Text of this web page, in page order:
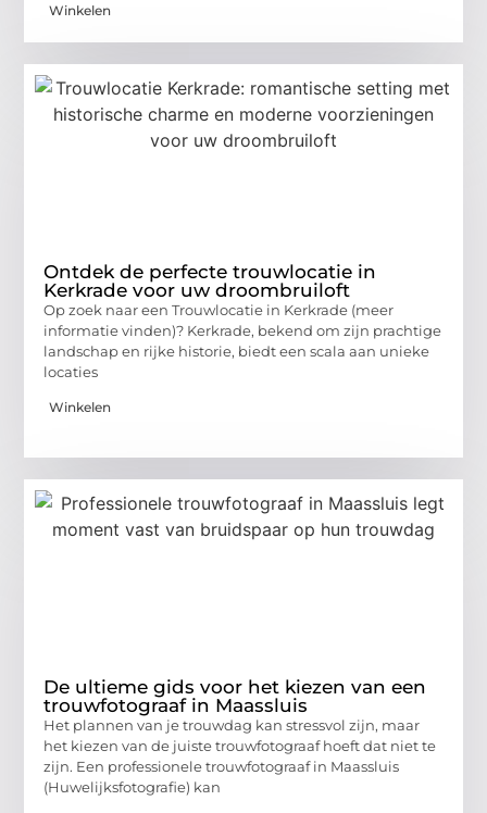
Winkelen
Ontdek de perfecte trouwlocatie in
Kerkrade voor uw droombruiloft
Op zoek naar een Trouwlocatie in Kerkrade (meer
informatie vinden)? Kerkrade, bekend om zijn prachtige
landschap en rijke historie, biedt een scala aan unieke
locaties
Winkelen
De ultieme gids voor het kiezen van een
trouwfotograaf in Maassluis
Het plannen van je trouwdag kan stressvol zijn, maar
het kiezen van de juiste trouwfotograaf hoeft dat niet te
zijn. Een professionele trouwfotograaf in Maassluis
(Huwelijksfotografie) kan